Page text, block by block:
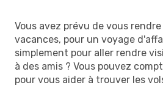
Vous avez prévu de vous
vacances, pour un voyage
simplement pour aller rendre
à des amis ? Vous pouvez
pour vous aider à trouver les